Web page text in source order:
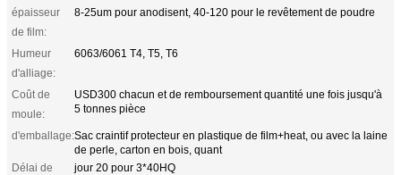
épaisseur
de film:
8-25um pour anodisent, 40-120 pour le revêtement de poudre
Humeur
d'alliage:
6063/6061 T4, T5, T6
Coût de
moule:
USD300 chacun et de remboursement quantité une fois jusqu'à
5 tonnes pièce
d'emballage:Sac craintif protecteur en plastique de film+heat, ou avec la laine
de perle, carton en bois, quant
Délai de
jour 20 pour 3*40HQ